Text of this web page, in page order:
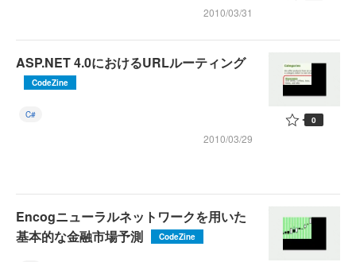
2010/03/31
ASP.NET 4.0におけるURLルーティング
CodeZine
C#
2010/03/29
0
Encogニューラルネットワークを用いた
基本的な金融市場予測
CodeZine